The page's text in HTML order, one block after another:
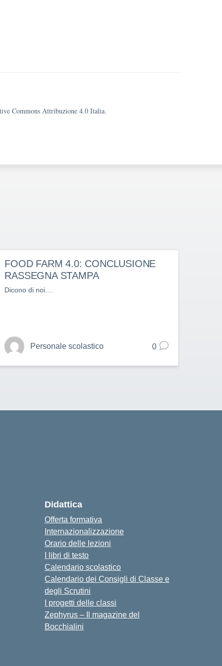
Commons Attribuzione 4.0 Italia.
FOOD FARM 4.0: CONCLUSIONE
RASSEGNA STAMPA
Dicono di noi....
Personale scolastico 0
Didattica
Offerta formativa
Internazionalizzazione
Orario delle lezioni
I libri di testo
Calendario scolastico
Calendario dei Consigli di Classe e
degli Scrutini
I progetti delle classi
Zephyrus – Il magazine del
Bocchialini